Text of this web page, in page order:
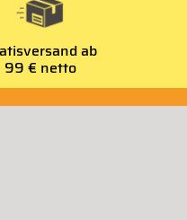
ab
99 € netto